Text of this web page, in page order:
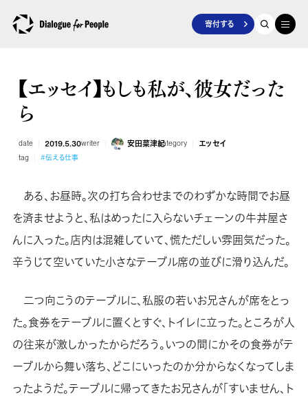
寄付する
【エッセイ】もしも私が、彼女だった
ら
date 2019.5.30writer 安田菜津紀category エッセイ
tag #伝える仕事
ある、お昼時。次の打ち合わせまでのわずかな時間でお昼
を済ませようと、私はめったに入らないチェーンの牛丼屋さ
んに入った。店内は混雑していて、慌ただしい雰囲気だった。
辛うじて空いていた小さなテーブル席の並びに滑り込んだ。
二つ向こうのテーブルに、私服の若いお兄さんが席をとっ
た。食券をテーブルに置くとすぐ、トイレに立った。ところが人
の往来が激しかったからだろう。いつの間にかその食券がテ
ーブルから舞い落ち、どこにいったのか分からなくなってしま
ったようだ。テーブルに帰ってきたお兄さんが「すいません、ト